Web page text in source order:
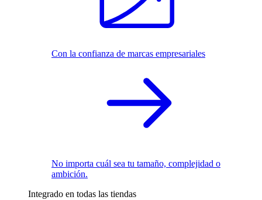
Con la confianza de marcas empresariales
No importa cuál sea tu tamaño, complejidad o
ambición.
Integrado en todas las tiendas